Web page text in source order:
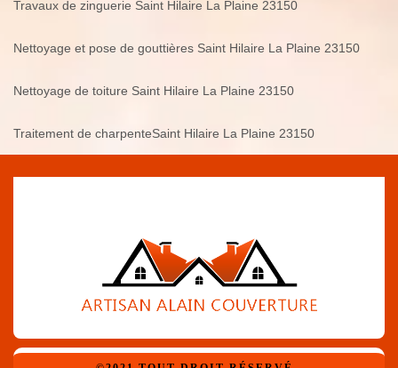
Travaux de zinguerie Saint Hilaire La Plaine 23150
Nettoyage et pose de gouttières Saint Hilaire La Plaine 23150
Nettoyage de toiture Saint Hilaire La Plaine 23150
Traitement de charpenteSaint Hilaire La Plaine 23150